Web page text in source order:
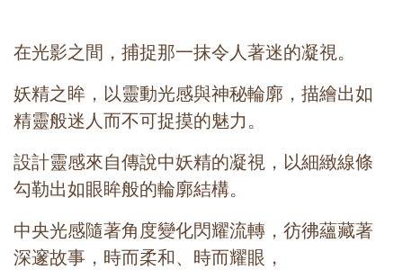
在光影之間，捕捉那一抹令人著迷的凝視。
妖精之眸，以靈動光感與神秘輪廓，描繪出如
精靈般迷人而不可捉摸的魅力。
設計靈感來自傳說中妖精的凝視，以細緻線條
勾勒出如眼眸般的輪廓結構。
中央光感隨著角度變化閃耀流轉，彷彿蘊藏著
深邃故事，時而柔和、時而耀眼，